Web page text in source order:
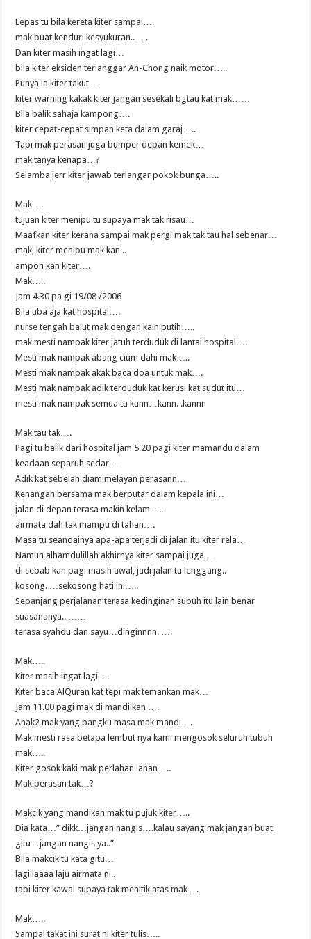
Lepas tu bila kereta kiter sampai….
mak buat kenduri kesyukuran.. ….
Dan kiter masih ingat lagi…
bila kiter eksiden terlanggar Ah-Chong naik motor…..
Punya la kiter takut…
kiter warning kakak kiter jangan sesekali bgtau kat mak……
Bila balik sahaja kampong….
kiter cepat-cepat simpan keta dalam garaj…..
Tapi mak perasan juga bumper depan kemek…
mak tanya kenapa…?
Selamba jerr kiter jawab terlangar pokok bunga…..
Mak….
tujuan kiter menipu tu supaya mak tak risau…
Maafkan kiter kerana sampai mak pergi mak tak tau hal sebenar…
mak, kiter menipu mak kan ..
ampon kan kiter….
Mak…..
Jam 4.30 pa gi 19/08 /2006
Bila tiba aja kat hospital….
nurse tengah balut mak dengan kain putih…..
mak mesti nampak kiter jatuh terduduk di lantai hospital….
Mesti mak nampak abang cium dahi mak…..
Mesti mak nampak akak baca doa untuk mak….
Mesti mak nampak adik terduduk kat kerusi kat sudut itu…
mesti mak nampak semua tu kann…kann. .kannn
Mak tau tak….
Pagi tu balik dari hospital jam 5.20 pagi kiter mamandu dalam
keadaan separuh sedar…
Adik kat sebelah diam melayan perasann…
Kenangan bersama mak berputar dalam kepala ini…
jalan di depan terasa makin kelam…..
airmata dah tak mampu di tahan….
Masa tu seandainya apa-apa terjadi di jalan itu kiter rela…
Namun alhamdulillah akhirnya kiter sampai juga…
di sebab kan pagi masih awal, jadi jalan tu lenggang..
kosong. …sekosong hati ini…..
Sepanjang perjalanan terasa kedinginan subuh itu lain benar
suasananya.. ……
terasa syahdu dan sayu…dinginnnn. ….
Mak…..
Kiter masih ingat lagi….
Kiter baca AlQuran kat tepi mak temankan mak…
Jam 11.00 pagi mak di mandi kan ….
Anak2 mak yang pangku masa mak mandi….
Mak mesti rasa betapa lembut nya kami mengosok seluruh tubuh
mak…..
Kiter gosok kaki mak perlahan lahan…..
Mak perasan tak…?
Makcik yang mandikan mak tu pujuk kiter…..
Dia kata…” dikk…jangan nangis….kalau sayang mak jangan buat
gitu…jangan nangis ya..”
Bila makcik tu kata gitu…
lagi laaaa laju airmata ni..
tapi kiter kawal supaya tak menitik atas mak….
Mak…..
Sampai takat ini surat ni kiter tulis…..